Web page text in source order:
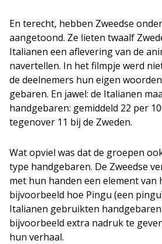
En terecht, hebben Zweedse
aangetoond. Ze lieten twaalf
Italianen een aflevering van de
navertellen. In het filmpje werd
de deelnemers hun eigen
gebaren. En jawel: de Italianen
handgebaren: gemiddeld 22 per
tegenover 11 bij de Zweden.
Wat opviel was dat de groepen
type handgebaren. De Zweedse
met hun handen een element van
bijvoorbeeld hoe Pingu (een
Italianen gebruikten
bijvoorbeeld extra nadruk te
hun verhaal.